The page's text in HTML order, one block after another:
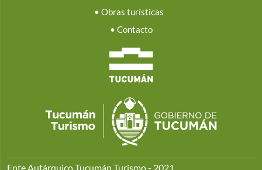
• Obras turísticas
• Contacto
Ente Autárquico Tucumán Turismo - 2021